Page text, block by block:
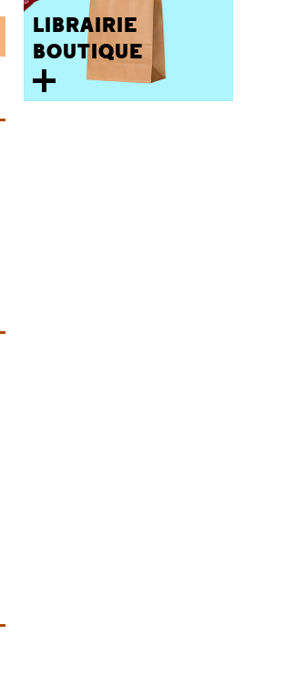
LIBRAIRIE
BOUTIQUE